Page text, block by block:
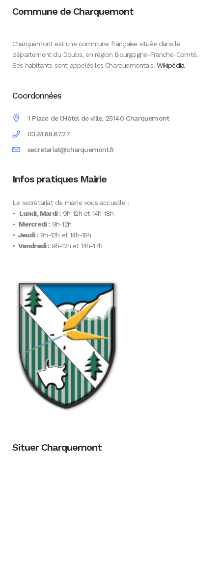
Commune de Charquemont
Charquemont est une commune française située dans le
département du Doubs, en région Bourgogne-Franche-Comté.
Ses habitants sont appelés les Charquemontais.Wikipédia
Coordonnées
1 Place de l'Hôtel de ville, 25140 Charquemont
03.81.68.67.27
secretariat@charquemont.fr
Infos pratiques Mairie
Le secrétariat de mairie vous accueille :
• Lundi, Mardi :9h-12h et 14h-18h
• Mercredi :9h-12h
• Jeudi :9h-12h et 14h-18h
• Vendredi :9h-12h et 14h-17h
Situer Charquemont